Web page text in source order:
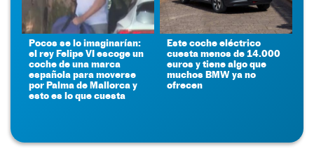
Pocos se lo imaginarían:
el rey Felipe VI escoge un
coche de una marca
española para moverse
por Palma de Mallorca y
esto es lo que cuesta
Este coche eléctrico
cuesta menos de 14.000
euros y tiene algo que
muchos BMW ya no
ofrecen